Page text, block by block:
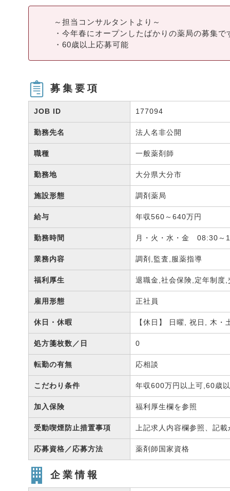
～担当コンサルタントより～
・今年春にオープンしたばかりの薬局の募集で
・60歳以上応募可能
募集要項
JOB ID 177094
勤務先名 法人名非公開
職種 一般薬剤師
勤務地 大分県大分市
施設形態 調剤薬局
給与 年収560～640万円
勤務時間 月・火・水・金 08:30
業務内容 調剤,監査,服薬指導
福利厚生 退職金,社会保険,定年制度
雇用形態 正社員
休日・休暇 【休日】 日曜, 祝日, 木
処方箋枚数／日 0
転勤の有無 応相談
こだわり条件 年収600万円以上可,60歳
加入保険 福利厚生欄を参照
受動喫煙防止措置事項 上記求人内容欄参照、記
応募資格／応募方法 薬剤師国家資格
企業情報